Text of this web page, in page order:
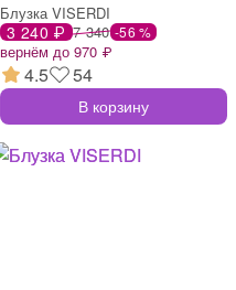
Блузка VISERDI
3 240 ₽ 7 340 -56 %
вернём до 970 ₽
4.5 54
В корзину